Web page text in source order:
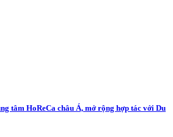
tâm HoReCa châu Á, mở rộng hợp tác với Du